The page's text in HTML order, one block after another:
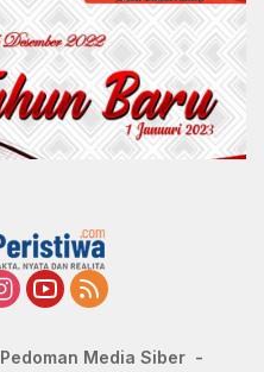
Pedoman Media Siber